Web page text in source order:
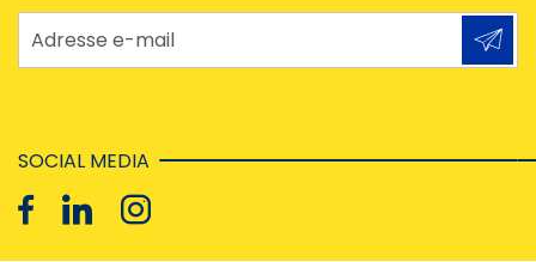
Adresse e-mail
SOCIAL MEDIA